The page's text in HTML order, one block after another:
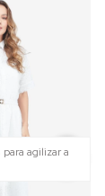
para agilizar a